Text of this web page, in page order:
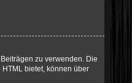
zu verwenden. Die
bietet, können über